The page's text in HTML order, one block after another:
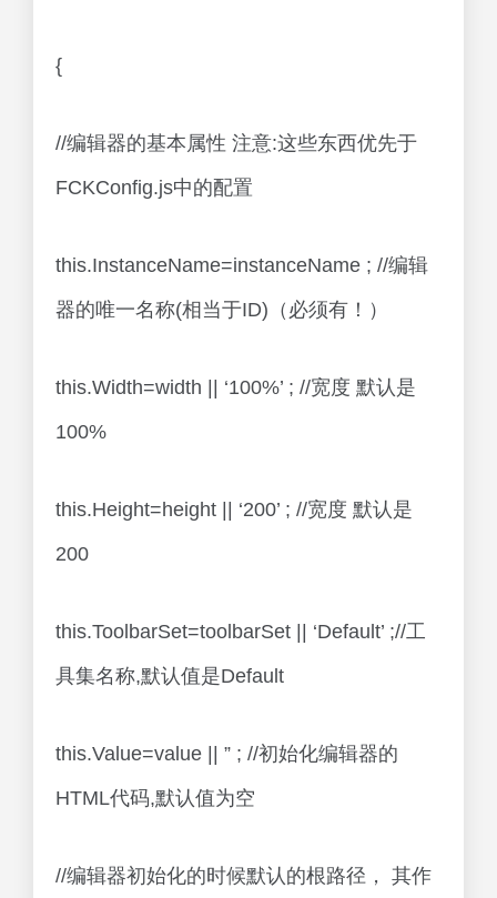
{
//编辑器的基本属性 注意:这些东西优先于
FCKConfig.js中的配置
this.InstanceName=instanceName ; //编辑
器的唯一名称(相当于ID)（必须有！）
this.Width=width || ‘100%’ ; //宽度 默认是
100%
this.Height=height || ‘200’ ; //宽度 默认是
200
this.ToolbarSet=toolbarSet || ‘Default’ ;//工
具集名称,默认值是Default
this.Value=value || ” ; //初始化编辑器的
HTML代码,默认值为空
//编辑器初始化的时候默认的根路径， 其作